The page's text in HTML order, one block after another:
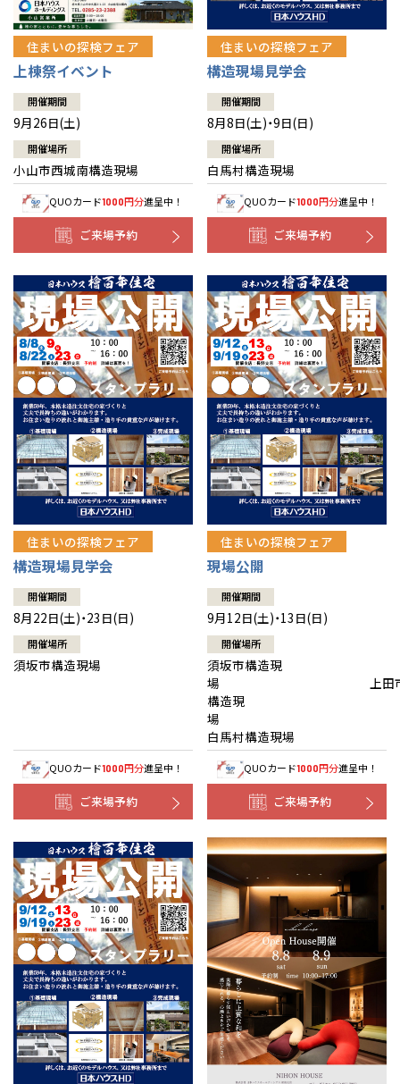
住まいの探検フェア
上棟祭イベント
開催期間
9月26日(土)
開催場所
小山市西城南構造現場
QUOカード1000円分進呈中！
ご来場予約
住まいの探検フェア
構造現場見学会
開催期間
8月8日(土)・9日(日)
開催場所
白馬村構造現場
QUOカード1000円分進呈中！
ご来場予約
住まいの探検フェア
構造現場見学会
開催期間
8月22日(土)・23日(日)
開催場所
須坂市構造現場
QUOカード1000円分進呈中！
ご来場予約
住まいの探検フェア
現場公開
開催期間
9月12日(土)・13日(日)
開催場所
須坂市構造現
場 上田
構造現
白馬村構造現場
QUOカード1000円分進呈中！
ご来場予約